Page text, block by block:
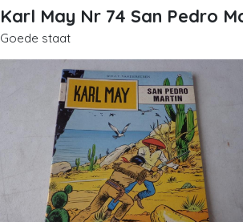
Karl May Nr 74 San Pedro
Goede staat